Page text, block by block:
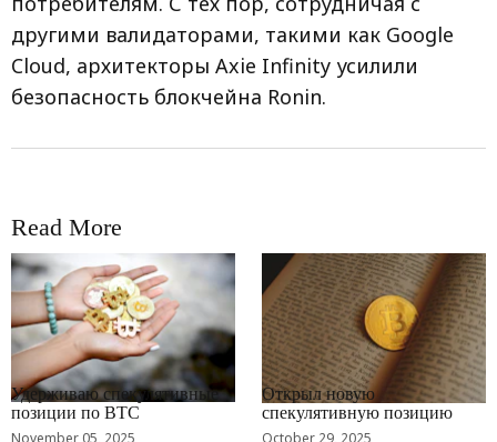
другими валидаторами, такими как Google
Cloud, архитекторы Axie Infinity усилили
безопасность блокчейна Ronin.
Read More
RRCNEWS_RU
Удерживаю спекулятивные
позиции по BTC
November 05, 2025
RRCNEWS_RU
Открыл новую
спекулятивную позицию
October 29, 2025